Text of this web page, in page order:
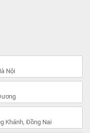
Nội
Khánh, Đồng Nai